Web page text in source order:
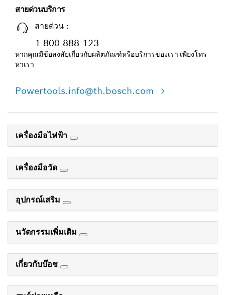
สายด่วนบริการ
สายด่วน :
1 800 888 123
หากคุณมีข้อสงสัยเกี่ยวกับผลิตภัณฑ์หรือบริการของเรา เพียงโทร
หาเรา
Powertools.info@th.bosch.com
เครื่องมือไฟฟ้า
เครื่องมือวัด
อุปกรณ์เสริม
นวัตกรรมเพิ่มเติม
เกี่ยวกับบ๊อช